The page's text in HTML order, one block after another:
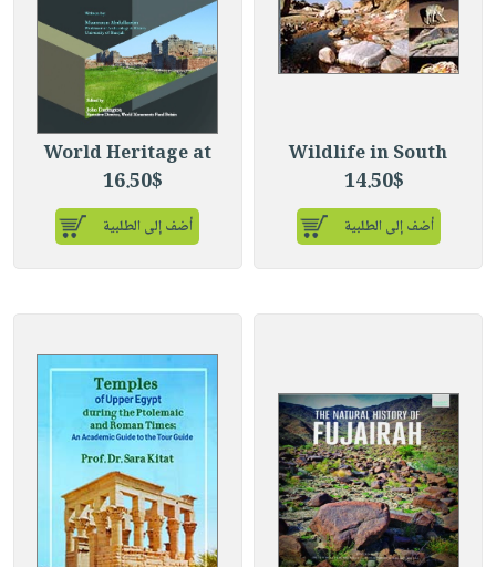
Wildlife in South
14.50$
أضف إلى الطلبية
World Heritage at
16.50$
أضف إلى الطلبية